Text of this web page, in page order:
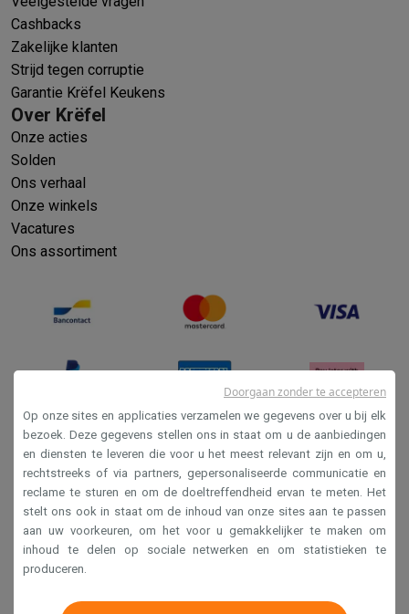
Cashbacks
Zakelijke klanten
Strijd tegen corruptie
Garantie Krëfel Keukens
Over Krëfel
Onze acties
Solden
Ons verhaal
Onze winkels
Vacatures
Ons assortiment
Verkoopsvoorwaarden
Privacy
Disclaimer
Cookies
Krëfel NV - Steenstraat 44 - Industriezone 4 "T Sas",
Op onze sites en applicaties verzamelen we gegevens over u bij elk
bezoek. Deze gegevens stellen ons in staat om u de aanbiedingen
en diensten te leveren die voor u het meest relevant zijn en om u,
rechtstreeks of via partners, gepersonaliseerde communicatie en
reclame te sturen en om de doeltreffendheid ervan te meten. Het
stelt ons ook in staat om de inhoud van onze sites aan te passen
aan uw voorkeuren, om het voor u gemakkelijker te maken om
inhoud te delen op sociale netwerken en om statistieken te
produceren.
Doorgaan zonder te accepteren